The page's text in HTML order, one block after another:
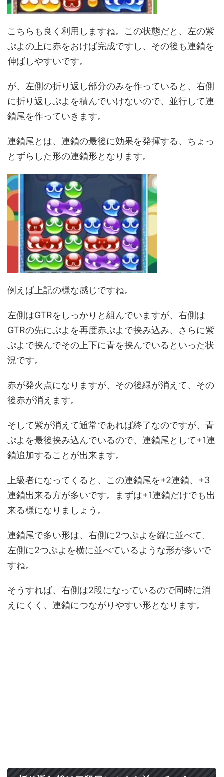
こちらも良く利用しますね。この状態だと、左の紫
ぷよの上に赤をおけば完成ですし、その後も連鎖を
伸ばしやすいです。
が、左側の折り返し部分のみを作っていると、右側
に折り返しぷよを積んでいけないので、並行して連
鎖尾を作っていきます。
連鎖尾とは、連鎖の最後に効果を発揮する、ちょっ
とずらした形の連鎖形となります。
例えば上記の様な感じですね。
左側はGTRをしっかりと組んでいますが、右側は
GTRの先にぷよを再度赤ぷよで挟み込み、さらに紫
ぷよで挟んでその上下に青を挟んでいるといった状
況です。
赤が発火点になりますが、その後緑が消えて、その
後赤が消えます。
そして紫が消えて通常であれば終了なのですが、青
ぷよを最後挟み込んでいるので、連鎖尾として+1連
鎖追加することが出来ます。
上級者になってくると、この連鎖尾を+2連鎖、+3
連鎖出来る方が多いです。まずは+1連鎖だけでも出
来る様になりましょう。
連鎖尾で多い形は、右側に2つぷよを縦に並べて、
左側に2つぷよを横に並べているような形が多いで
すね。
そうすれば、右側は2段になっているので同時に消
えにくく、連鎖につながりやすい形となります。